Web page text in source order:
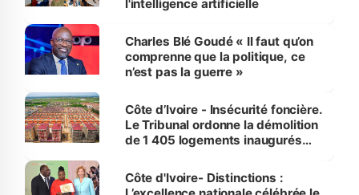
l'intelligence artificielle
Charles Blé Goudé « Il faut qu’on
comprenne que la politique, ce
n’est pas la guerre »
Côte d’Ivoire - Insécurité foncière.
Le Tribunal ordonne la démolition
de 1 405 logements inaugurés
Bassam
Côte d'Ivoire- Distinctions :